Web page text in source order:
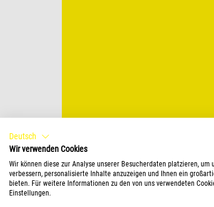
Mehr
Deutsch
Wir verwenden Cookies
Wir können diese zur Analyse unserer Besucherdaten platzieren, um
verbessern, personalisierte Inhalte anzuzeigen und Ihnen ein
bieten. Für weitere Informationen zu den von uns verwendeten
Einstellungen.